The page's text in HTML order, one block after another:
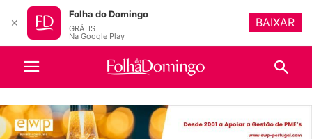
✕
Folha do Domingo
GRÁTIS
Na Google Play
BAIXAR